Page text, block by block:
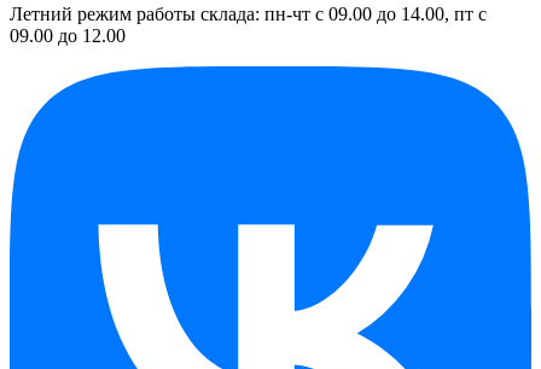
Летний режим работы склада: пн-чт с 09.00 до 14.00, пт с
09.00 до 12.00